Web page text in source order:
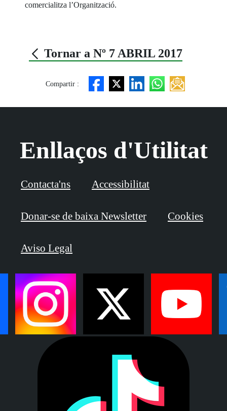
comercialitza l’Organització.
Tornar a Nº 7 ABRIL 2017
Compartir :
Enllaços d'Utilitat
Contacta'ns Accessibilitat
Donar-se de baixa Newsletter Cookies
Aviso Legal